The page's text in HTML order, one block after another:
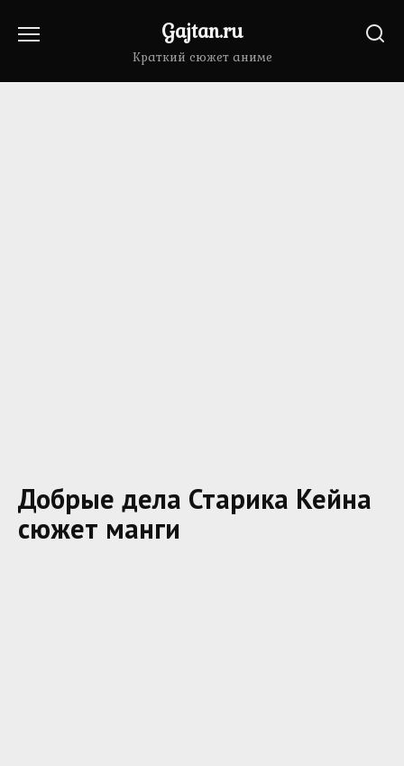
Gajtan.ru
Краткий сюжет аниме
Добрые дела Старика Кейна
сюжет манги